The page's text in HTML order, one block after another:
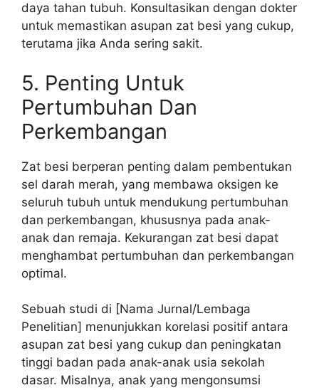
daya tahan tubuh. Konsultasikan dengan dokter
untuk memastikan asupan zat besi yang cukup,
terutama jika Anda sering sakit.
5. Penting Untuk
Pertumbuhan Dan
Perkembangan
Zat besi berperan penting dalam pembentukan
sel darah merah, yang membawa oksigen ke
seluruh tubuh untuk mendukung pertumbuhan
dan perkembangan, khususnya pada anak-
anak dan remaja. Kekurangan zat besi dapat
menghambat pertumbuhan dan perkembangan
optimal.
Sebuah studi di [Nama Jurnal/Lembaga
Penelitian] menunjukkan korelasi positif antara
asupan zat besi yang cukup dan peningkatan
tinggi badan pada anak-anak usia sekolah
dasar. Misalnya, anak yang mengonsumsi